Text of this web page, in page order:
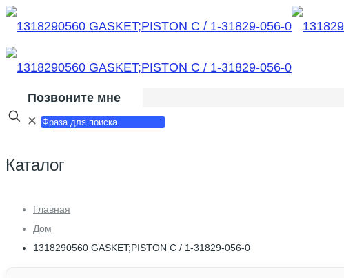
Позвоните мне
✕
Каталог
Главная
Дом
1318290560 GASKET;PISTON C / 1-31829-056-0